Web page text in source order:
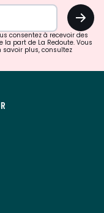
OK
consentez à recevoir des
part de La Redoute. Vous
savoir plus, consultez